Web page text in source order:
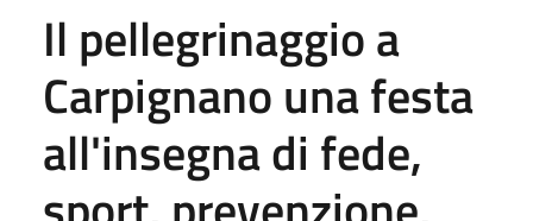
Il pellegrinaggio a
Carpignano una festa
all'insegna di fede,